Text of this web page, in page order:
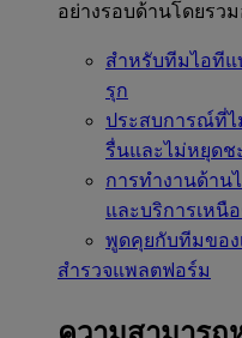
อย่างรอบด้านโดยรว
สำหรับทีมไอทีแ
รุก
ประสบการณ์ที่ไ
รื่นและไม่หยุดช
การทำงานด้าน
และบริการเหนื
พูดคุยกับทีมของ
สำรวจแพลตฟอร์ม